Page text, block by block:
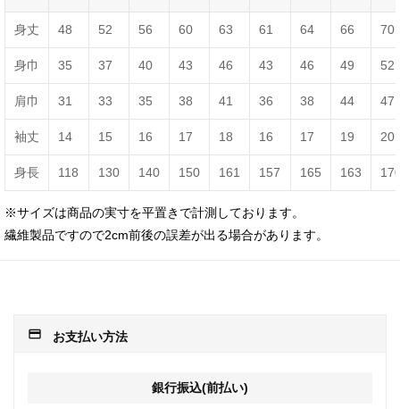
身丈 48 52 56 60 63 61 64 66 70
身巾 35 37 40 43 46 43 46 49 52
肩巾 31 33 35 38 41 36 38 44 47
袖丈 14 15 16 17 18 16 17 19 20
身長 118 130 140 150 161 157 165 163
※サイズは商品の実寸を平置きで計測しております。
繊維製品ですので2cm前後の誤差が出る場合があります。
payment お支払い方法
銀行振込(前払い)